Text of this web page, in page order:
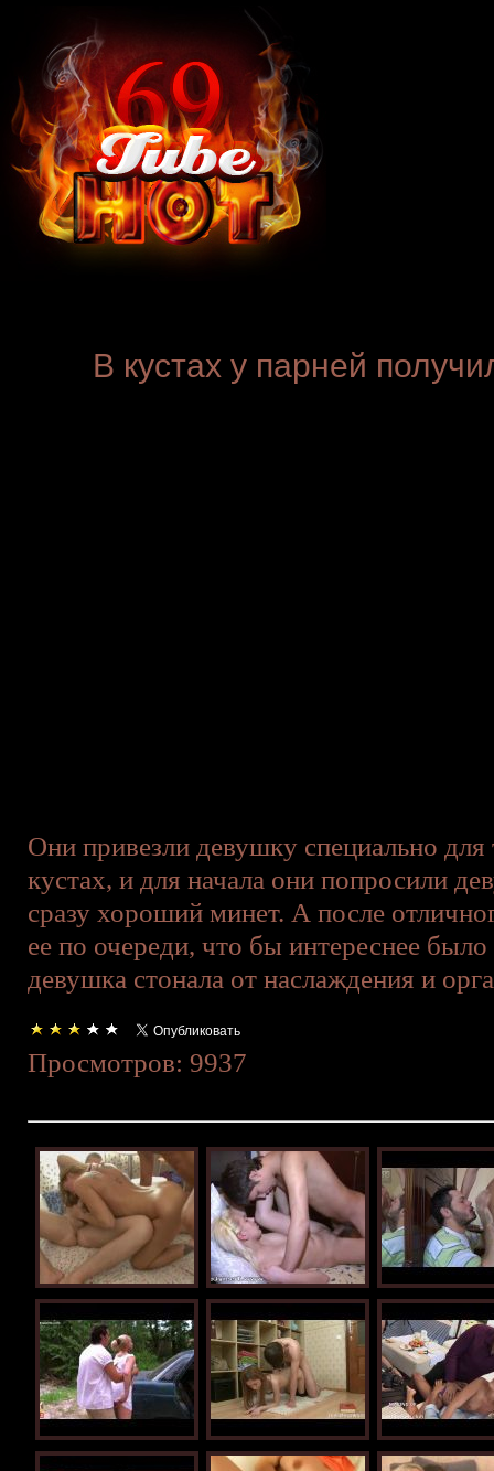
В кустах у парней
Они привезли девушку специально для
кустах, и для начала они попросили
сразу хороший минет. А после
ее по очереди, что бы интереснее
девушка стонала от наслаждения и
Просмотров: 9937